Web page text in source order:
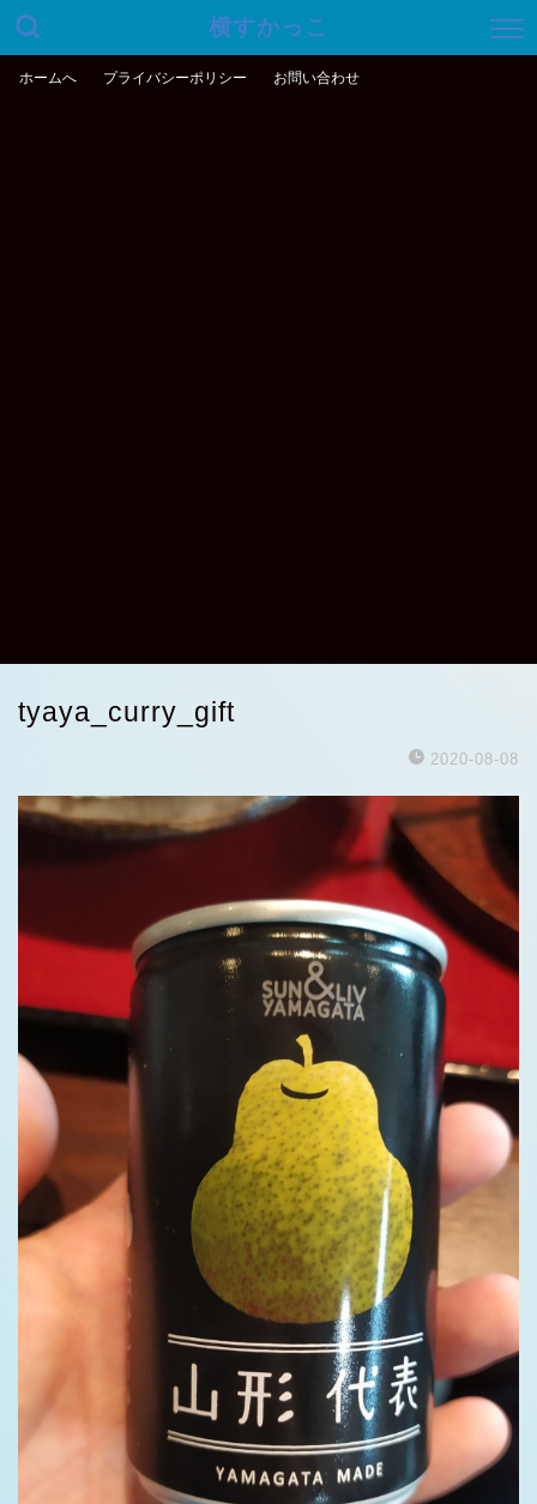
横すかっこ
ホームへ プライバシーポリシー お問い合わせ
tyaya_curry_gift
2020-08-08